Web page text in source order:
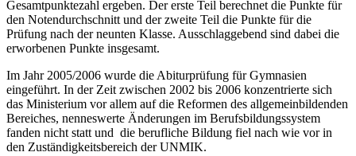
Gesamtpunktezahl ergeben. Der erste Teil berechnet die Punkte für
den Notendurchschnitt und der zweite Teil die Punkte für die
Prüfung nach der neunten Klasse. Ausschlaggebend sind dabei die
erworbenen Punkte insgesamt.
Im Jahr 2005/2006 wurde die Abiturprüfung für Gymnasien
eingeführt. In der Zeit zwischen 2002 bis 2006 konzentrierte sich
das Ministerium vor allem auf die Reformen des allgemeinbildenden
Bereiches, nenneswerte Änderungen im Berufsbildungssystem
fanden nicht statt und die berufliche Bildung fiel nach wie vor in
den Zuständigkeitsbereich der UNMIK.